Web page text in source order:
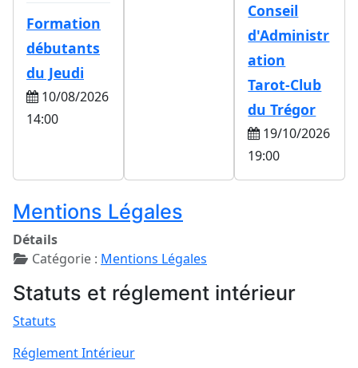
Formation
débutants
du Jeudi
10/08/2026
14:00
Conseil
d'Administr
ation
Tarot-Club
du Trégor
19/10/2026
19:00
Mentions Légales
Détails
Catégorie : Mentions Légales
Statuts et réglement intérieur
Statuts
Réglement Intérieur